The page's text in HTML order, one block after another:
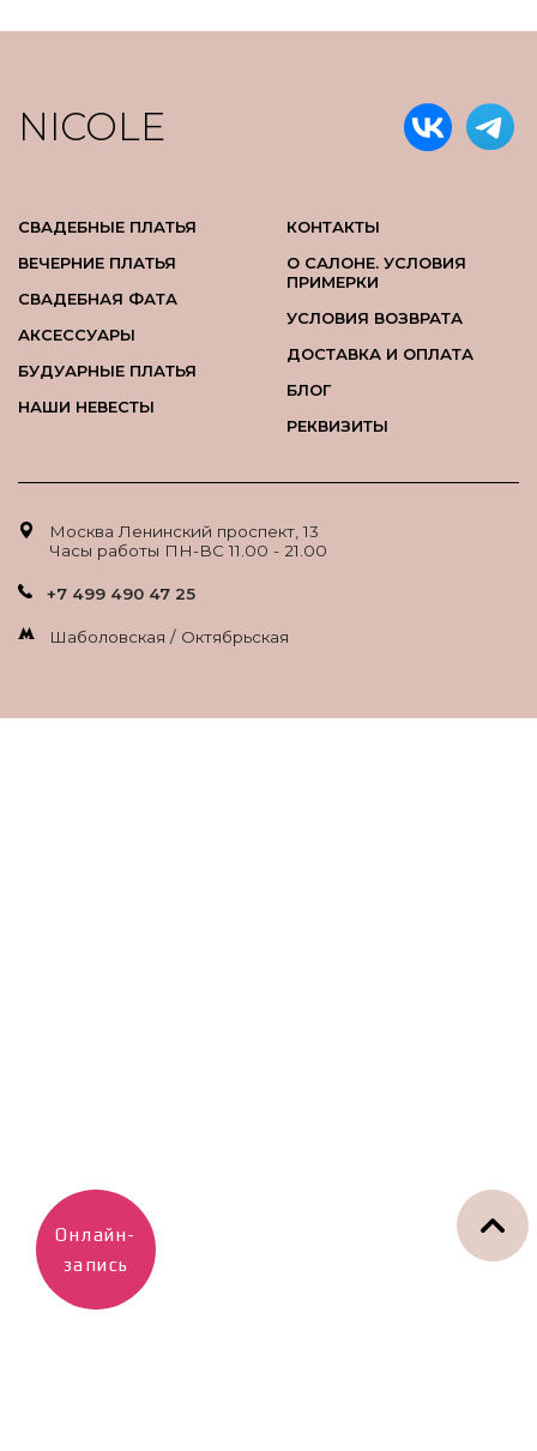
NICOLE
СВАДЕБНЫЕ ПЛАТЬЯ
ВЕЧЕРНИЕ ПЛАТЬЯ
СВАДЕБНАЯ ФАТА
АКСЕССУАРЫ
БУДУАРНЫЕ ПЛАТЬЯ
НАШИ НЕВЕСТЫ
КОНТАКТЫ
О САЛОНЕ. УСЛОВИЯ
ПРИМЕРКИ
УСЛОВИЯ ВОЗВРАТА
ДОСТАВКА И ОПЛАТА
БЛОГ
РЕКВИЗИТЫ
Москва Ленинский проспект, 13
Часы работы ПН-ВС 11.00 - 21.00
+7 499 490 47 25
Шаболовская / Октябрьская
Онлайн-
запись